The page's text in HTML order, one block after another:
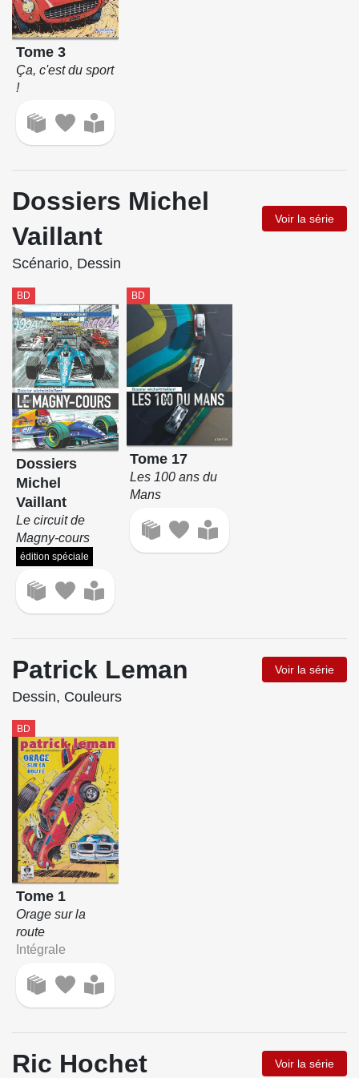
Tome 3
Ça, c'est du sport
!
Dossiers Michel
Vaillant
Voir la série
Scénario, Dessin
BD
Dossiers
Michel
Vaillant
Le circuit de
Magny-cours
édition spéciale
BD
Tome 17
Les 100 ans du
Mans
Patrick Leman Voir la série
Dessin, Couleurs
BD
Tome 1
Orage sur la
route
Intégrale
Ric Hochet Voir la série